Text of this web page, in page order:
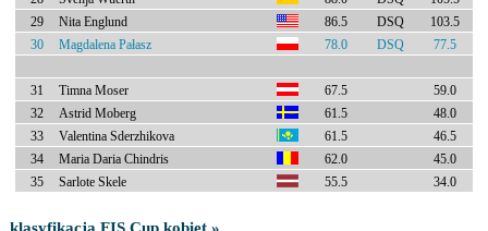
29
Nita Englund 86.5 DSQ
103.5
30
Magdalena Pałasz 78.0 DSQ 77.5
31 Timna Moser 67.5
59.0
32
Astrid Moberg 61.5
48.0
33
Valentina Sderzhikova 61.5
46.5
34
Maria Daria Chindris 62.0
45.0
35
Sarlote Skele 55.5 34.0